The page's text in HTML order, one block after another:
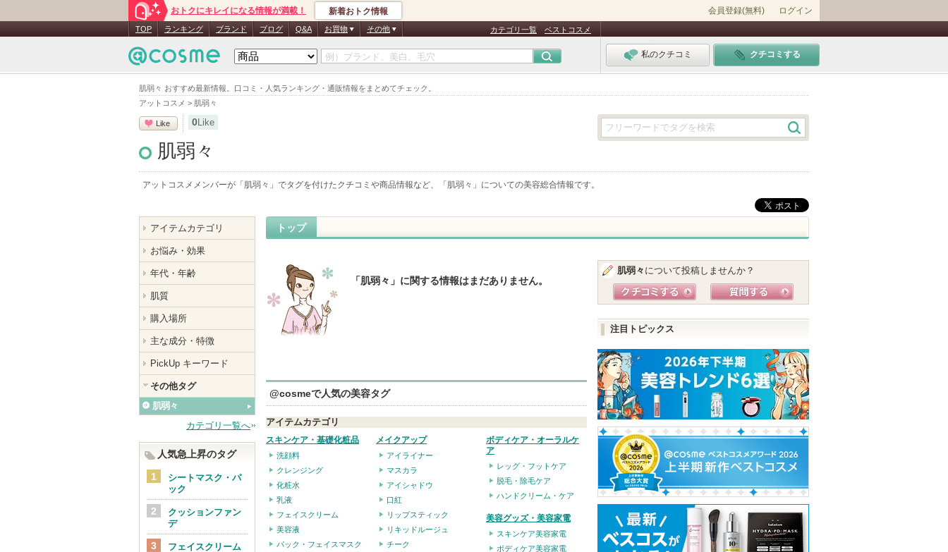
肌弱々 おすすめ最新情報。口コミ・人気ランキング・通販情報をまとめてチェック。
アットコスメ > 肌弱々
おトクにキレイになる情報が満載！ 新着おトク情報 会員登録(無料) ログイン
TOP ランキング ブランド ブログ Q&A お買物 その他 カテゴリ一覧 ベストコスメ
私のクチコミ クチコミする
Like 0Like
肌弱々
アットコスメメンバーが「 肌弱々 」でタグを付けたクチコミや商品情報など、「 肌弱々 」についての美容総合情報です。
トップ
「肌弱々 」に関する情報はまだありません。
@cosmeで人気の美容タグ
アイテムカテゴリ
スキンケア・基礎化粧品
洗顔料
クレンジング
化粧水
乳液
フェイスクリーム
美容液
パック・フェイスマスク
メイクアップ
アイライナー
マスカラ
アイシャドウ
口紅
リップスティック
リキッドルージュ
チーク
ボディケア・オーラルケ
ア
レッグ・フットケア
脱毛・除毛ケア
ハンドクリーム・ケア
美容グッズ・美容家電
スキンケア美容家電
ボディケア美容家電
肌弱々 について投稿しませんか？
注目トピックス
アイテムカテゴリ
お悩み・効果
年代・年齢
肌質
購入場所
主な成分・特徴
PickUp キーワード
その他タグ
肌弱々
カテゴリ一覧へ
人気急上昇のタグ
シートマスク・パ
ック
クッションファン
デ
フェイスクリーム